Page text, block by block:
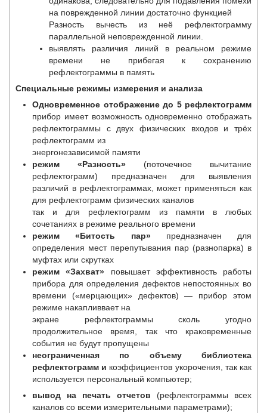
на поврежденной линии достаточно функцией
Разность вычесть из неё рефлектограмму
параллельной неповрежденной линии.
выявлять различия линий в реальном режиме
времени не прибегая к сохранению
рефлектограммы в память
Специальные режимы измерения и анализа
Одновременное отображение до 5 рефлектограмм
прибор имеет возможность одновременно отображать
рефлектограммы с двух физических входов и трёх
рефлектограмм из
энергонезависимой памяти
режим «Разность» (поточечное вычитание
рефлектограмм) предназначен для выявления
различий в рефлектограммах, может применяться как
для рефлектограмм физических каналов
так и для рефлектограмм из памяти в любых
сочетаниях в режиме реального времени
режим «Битость пар»предназначен для
определения мест перепутывания пар (разнопарка) в
муфтах или скрутках
режим «Захват» повышает эффективность работы
прибора для определения дефектов непостоянных во
времени («мерцающих» дефектов) — прибор этом
режиме накапливвает на
экране рефлектограммы сколь угодно
продолжительное время, так что краковременные
события не будут пропущены
неограниченная по объему библиотека
рефлектограмм и коэффициентов укорочения, так как
используется персональный компьютер;
вывод на печать
отчетов (рефлектограммы всех
каналов со всеми измерительными параметрами);